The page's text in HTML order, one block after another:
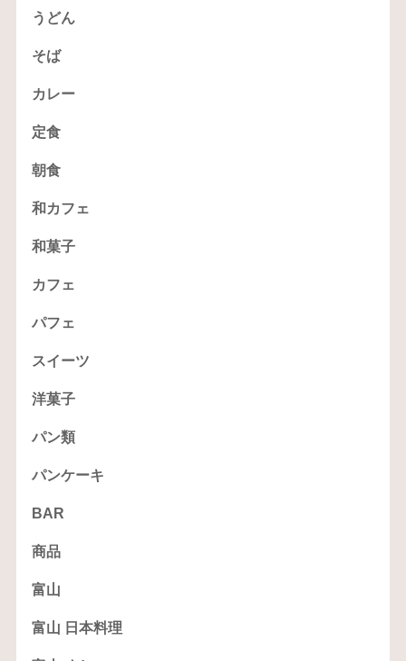
うどん
そば
カレー
定食
朝食
和カフェ
和菓子
カフェ
パフェ
スイーツ
洋菓子
パン類
パンケーキ
BAR
商品
富山
富山 日本料理